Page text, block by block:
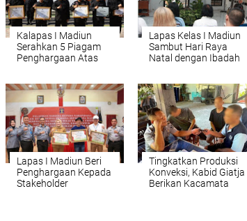
Kalapas I Madiun
Serahkan 5 Piagam
Penghargaan Atas
Tahun 2023
Lapas Kelas I Madiun
Sambut Hari Raya
Natal dengan Ibadah
Lapas I Madiun Beri
Penghargaan Kepada
Stakeholder
Tingkatkan Produksi
Konveksi, Kabid Giatja
Berikan Kacamata